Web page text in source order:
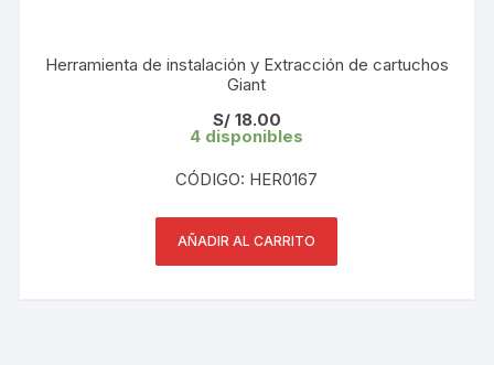
Herramienta de instalación y Extracción de cartuchos
Giant
S/18.00
4 disponibles
CÓDIGO: HER0167
AÑADIR AL CARRITO